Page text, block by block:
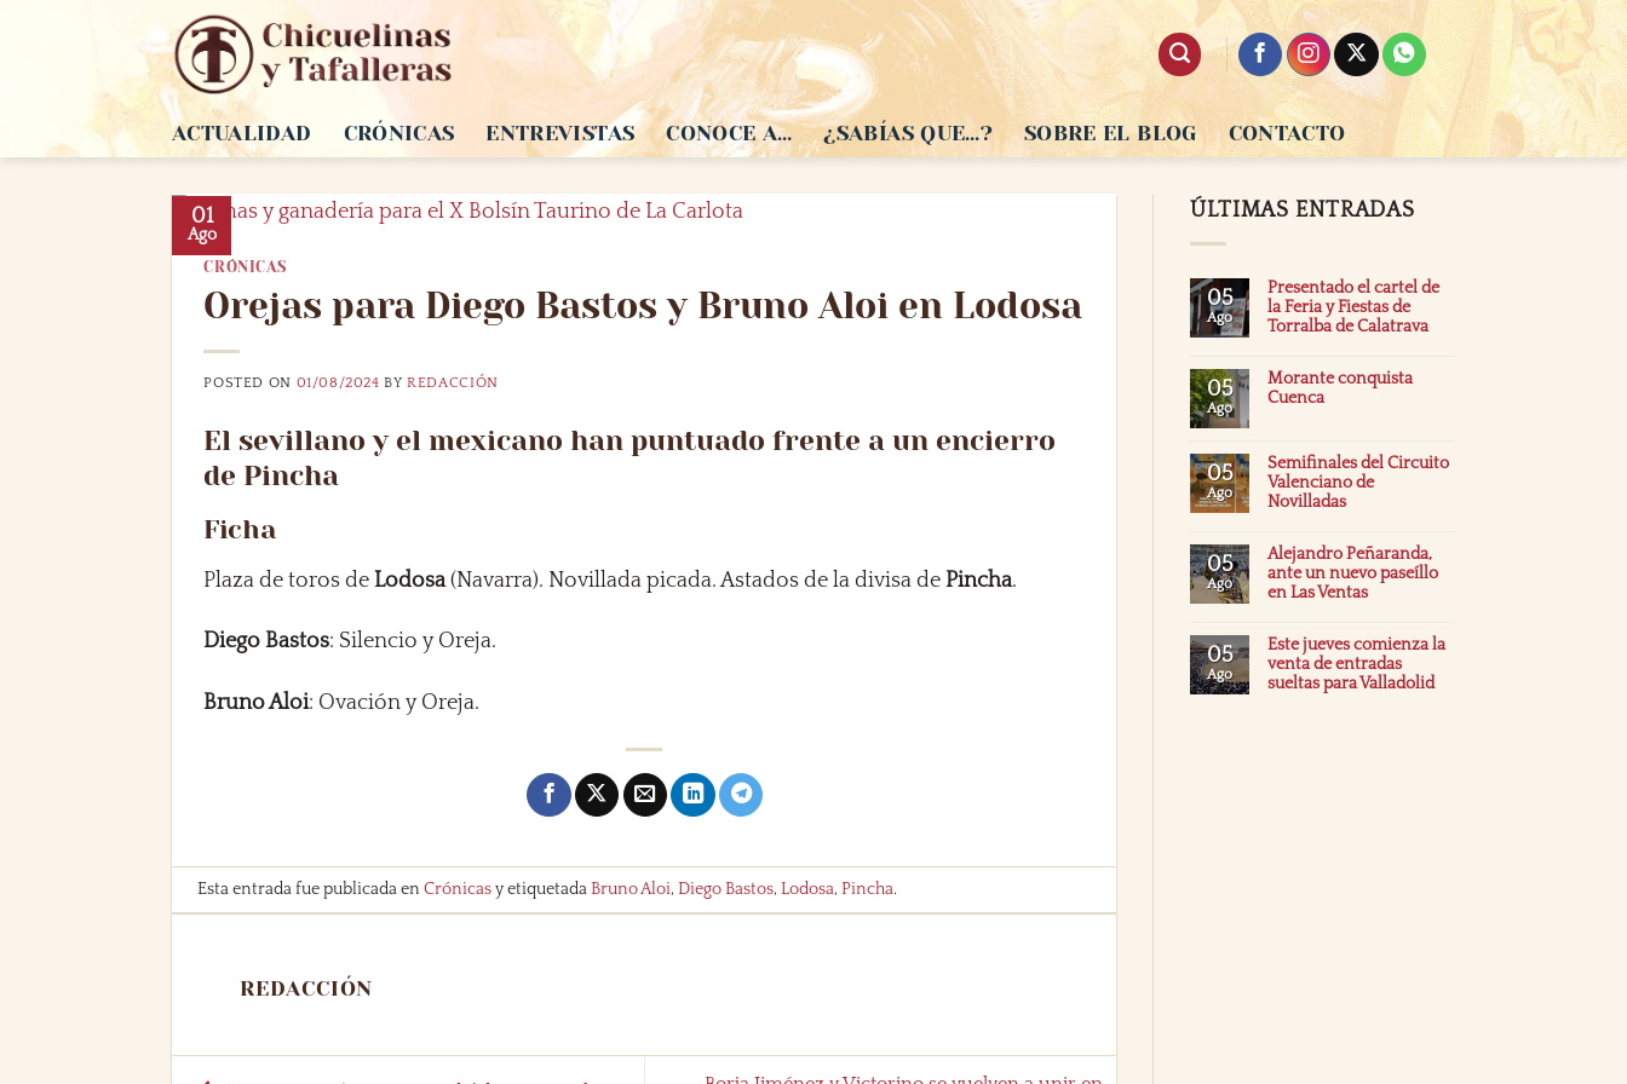
ACTUALIDAD
CRÓNICAS ENTREVISTAS CONOCE A… ¿SABÍAS QUE…? SOBRE EL BLOG CONTACTO
01
Ago
CRÓNICAS
Orejas para Diego Bastos y Bruno Aloi en Lodosa
POSTED ON 01/08/2024 BYREDACCIÓN
El sevillano y el mexicano han puntuado frente a un encierro
de Pincha
Ficha
Plaza de toros de Lodosa(Navarra). Novillada picada. Astados de la divisa dePincha.
Diego Bastos: Silencio y Oreja.
Bruno Aloi: Ovación y Oreja.
Esta entrada fue publicada enCrónicasy etiquetadaBruno Aloi,Diego Bastos,Lodosa,Pincha.
REDACCIÓN
ÚLTIMAS ENTRADAS
05
Ago
Presentado el cartel de
la Feria y Fiestas de
Torralba de Calatrava
05
Ago
Morante conquista
Cuenca
05
Ago
Semifinales del Circuito
Valenciano de
Novilladas
05
Ago
Alejandro Peñaranda,
ante un nuevo paseíllo
en Las Ventas
05
Ago
Este jueves comienza la
venta de entradas
sueltas para Valladolid